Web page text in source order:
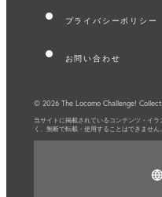
プライバシーポリシー
お問い合わせ
© 2026 The Locomo Challenge!
当サイトに掲載されているコンテンツ・イラ
く、無断で転載・使用することはできません。